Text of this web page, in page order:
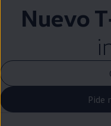
Nuevo
Pide